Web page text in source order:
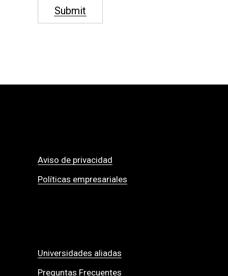
Submit
Aviso de privacidad
Políticas empresariales
Universidades aliadas
Preguntas Frecuentes